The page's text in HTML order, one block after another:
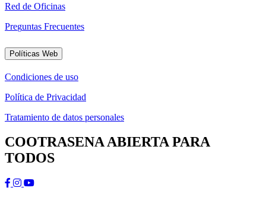
Red de Oficinas
Preguntas Frecuentes
Políticas Web
Condiciones de uso
Política de Privacidad
Tratamiento de datos personales
COOTRASENA ABIERTA PARA
TODOS